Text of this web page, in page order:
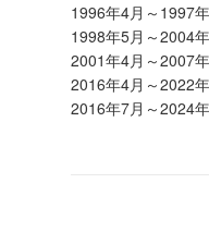
1996年4月～1997
1998年5月～2004
2001年4月～2007
2016年4月～2022
2016年7月～2024